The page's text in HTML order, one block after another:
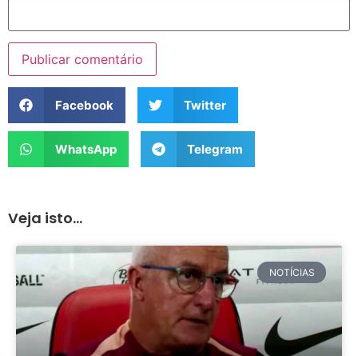
Facebook Twitter
WhatsApp Telegram
Veja isto...
NOTÍCIAS